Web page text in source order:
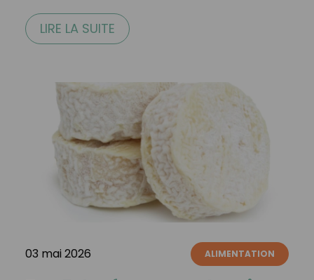
LIRE LA SUITE
03 mai 2026 ALIMENTATION